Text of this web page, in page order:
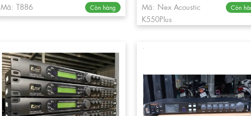
Mã: T886 Còn hàng
Mã: Nex Acoustic
K550Plus
Còn